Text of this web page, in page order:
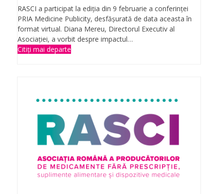
RASCI a participat la ediția din 9 februarie a conferinței
PRIA Medicine Publicity, desfășurată de data aceasta în
format virtual. Diana Mereu, Directorul Executiv al
Asociației, a vorbit despre impactul…
Citiți mai departe